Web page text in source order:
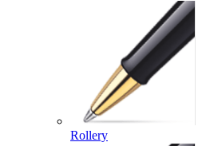
Rollery